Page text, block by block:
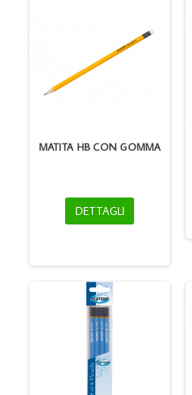
MATITA HB CON GOMMA
DETTAGLI